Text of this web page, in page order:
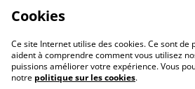
Cookies
Ce site Internet utilise des cookies. Ce sont de
aident à comprendre comment vous utilisez
puissions améliorer votre expérience. Vous
notre politique sur les cookies.